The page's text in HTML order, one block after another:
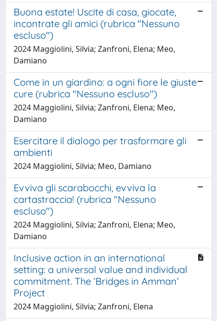
Buona estate! Uscite di casa, giocate,
incontrate gli amici (rubrica "Nessuno
escluso")
2024 Maggiolini, Silvia; Zanfroni, Elena; Meo,
Damiano
Come in un giardino: a ogni fiore le giuste
cure (rubrica "Nessuno escluso")
2024 Maggiolini, Silvia; Zanfroni, Elena; Meo,
Damiano
Esercitare il dialogo per trasformare gli
ambienti
2024 Maggiolini, Silvia; Meo, Damiano
Evviva gli scarabocchi, evviva la
cartastraccia! (rubrica "Nessuno
escluso")
2024 Maggiolini, Silvia; Zanfroni, Elena; Meo,
Damiano
Inclusive action in an international
setting: a universal value and individual
commitment. The ‘Bridges in Amman’
Project
2024 Maggiolini, Silvia; Zanfroni, Elena